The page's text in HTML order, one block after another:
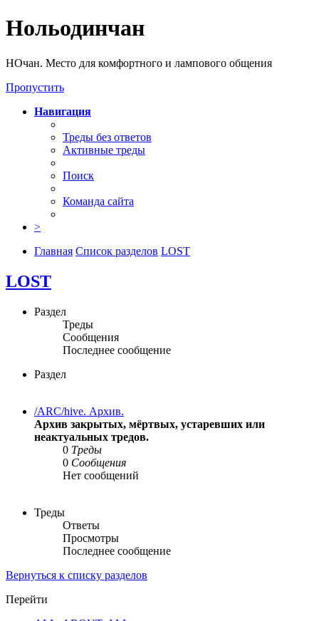
Нольодинчан
НОчан. Место для комфортного и лампового общения
Пропустить
Навигация
Треды без ответов
Активные треды
Поиск
Команда сайта
>
Главная Список разделов LOST
LOST
Раздел
Треды
Сообщения
Последнее сообщение
Раздел
/ARC/hive. Архив.
Архив закрытых, мёртвых, устаревших или
неактуальных тредов.
0 Треды
0 Сообщения
Нет сообщений
Треды
Ответы
Просмотры
Последнее сообщение
Вернуться к списку разделов
Перейти